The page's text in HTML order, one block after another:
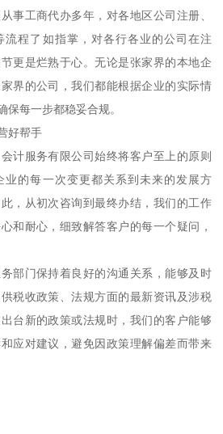
事工商代办多年，对各地区公司注册、
流程了如指掌，对各行各业的公司在注
更是烂熟于心。无论是张家界的本地企
界的公司，我们都能根据企业的实际情
保每一步都稳妥合规。
好帮手
计服务有限公司始终将客户至上的原则
业的每一次变更都关系到未来的发展方
，从初次咨询到最终办结，我们的工作
和耐心，细致解答客户的每一个疑问，
部门保持着良好的沟通关系，能够及时
税收政策、法规方面的最新资讯及涉税
台新的政策或法规时，我们的客户能够
应对建议，避免因政策理解偏差而带来